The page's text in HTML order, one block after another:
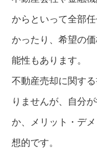
からといって全部
かったり、希望の
能性もあります。
不動産売却に関す
りませんが、自分
か、メリット・デ
想的です。